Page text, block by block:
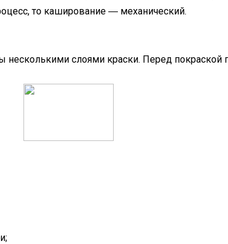
то каширование ― механический.
слоями краски. Перед покраской